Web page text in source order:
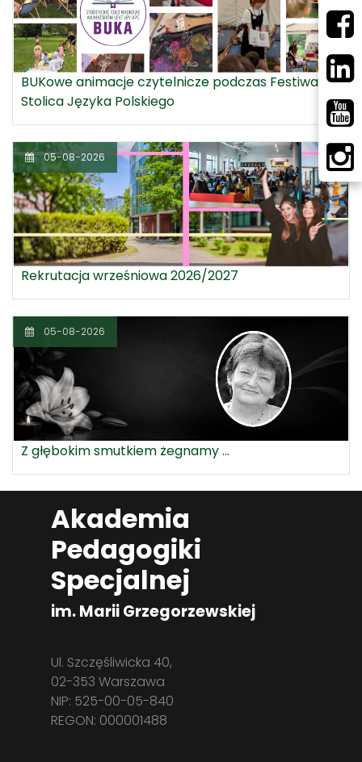
BUKowe animacje czytelnicze podczas Festiwalu
Stolica Języka Polskiego
05-08-2026
Rekrutacja wrześniowa 2026/2027
05-08-2026
Z głębokim smutkiem żegnamy ...
Akademia
Pedagogiki
Specjalnej
im. Marii Grzegorzewskiej
Ul. Szczęśliwicka 40,
02-353 Warszawa
NIP: 525-00-05-840
REGON: 000001488